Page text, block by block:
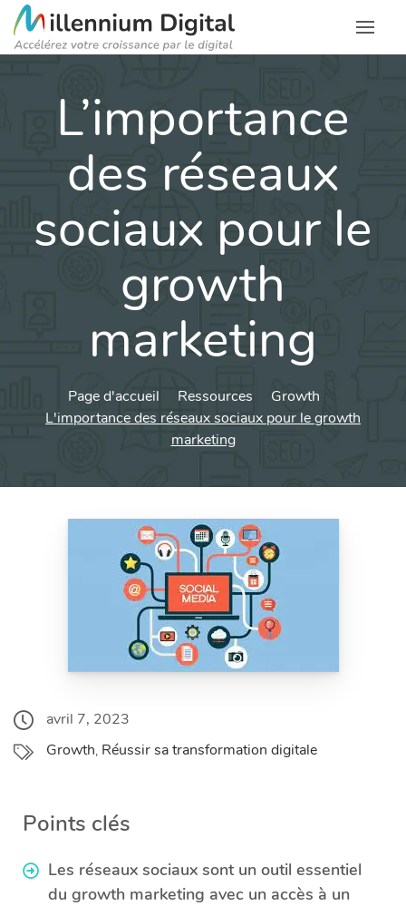
L’importance
des réseaux
sociaux pour le
growth
marketing
Page d'accueil Ressources
Growth
L'importance des réseaux sociaux pour le growth
marketing
avril 7, 2023
Growth, Réussir sa transformation digitale
Points clés
Les réseaux sociaux sont un outil essentiel
du growth marketing avec un accès à un